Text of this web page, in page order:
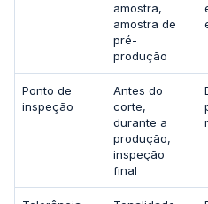
amostra,
amostra de
pré-
produção
Ponto de
inspeção
Antes do
corte,
durante a
produção,
inspeção
final